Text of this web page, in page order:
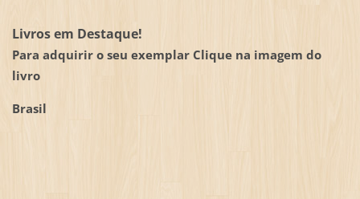
Livros em Destaque!
Para adquirir o seu exemplar Clique na imagem do
livro
Brasil